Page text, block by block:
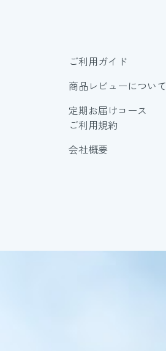
ご利用ガイド
定期お届けコース
ご利用規約
商品レビューについて
会社概要